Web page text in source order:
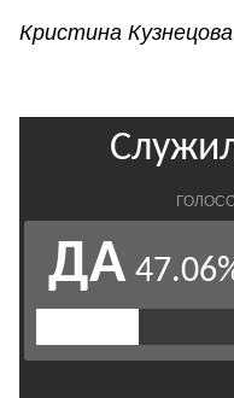
Кристина Кузнецова